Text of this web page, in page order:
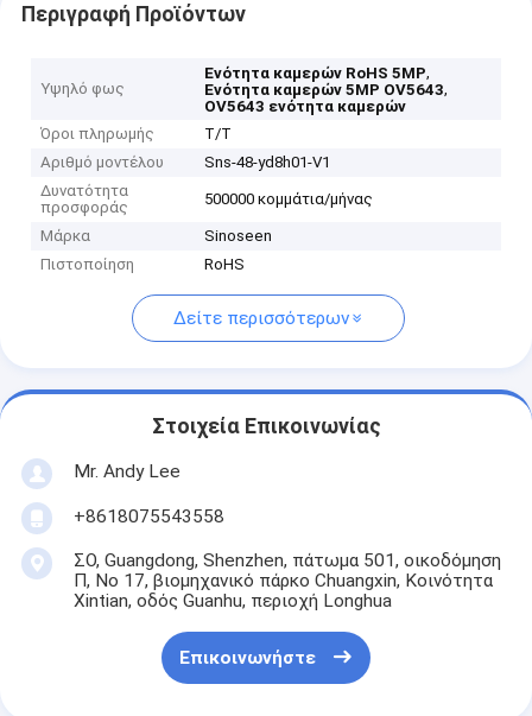
Περιγραφή Προϊόντων
Υψηλό φως
Ενότητα καμερών RoHS 5MP,
Ενότητα καμερών 5MP OV5643,
OV5643 ενότητα καμερών
Όροι πληρωμής
T/T
Αριθμό μοντέλου
Sns-48-yd8h01-V1
Δυνατότητα
προσφοράς
500000 κομμάτια/μήνας
Μάρκα
Sinoseen
Πιστοποίηση
RoHS
Δείτε περισσότερων
Στοιχεία Επικοινωνίας
Mr. Andy Lee
+8618075543558
ΣΟ, Guangdong, Shenzhen, πάτωμα 501, οικοδόμηση
Π, Νο 17, βιομηχανικό πάρκο Chuangxin, Κοινότητα
Xintian, οδός Guanhu, περιοχή Longhua
Επικοινωνήστε